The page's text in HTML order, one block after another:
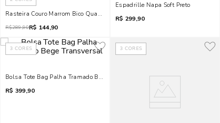
Rasteira Couro Marrom Bico Quadrado Bridão
R$289,90R$ 144,90
Espadrille Napa Soft Preto
R$ 299,90
3 CORES
Bolsa Tote Bag Palha Tramado Bege Transversal
R$ 399,90
3 CORES